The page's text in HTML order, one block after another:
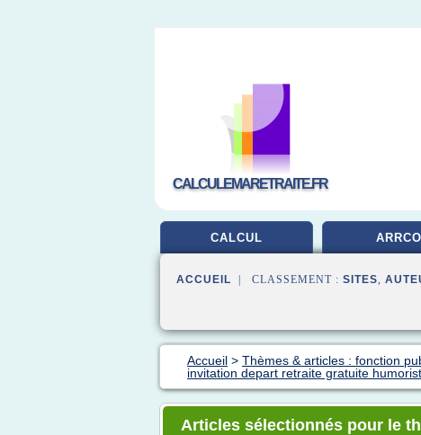
CALCULEMARETRAITE.FR
CALCUL ARRCO
ACCUEIL | CLASSEMENT : SITES,
Accueil > Thèmes & articles : fonction
invitation depart retraite gratuite
Articles sélectionnés pour le